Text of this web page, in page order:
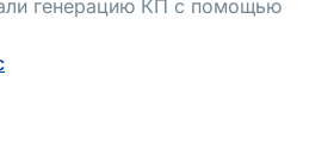
генерацию КП с помощью